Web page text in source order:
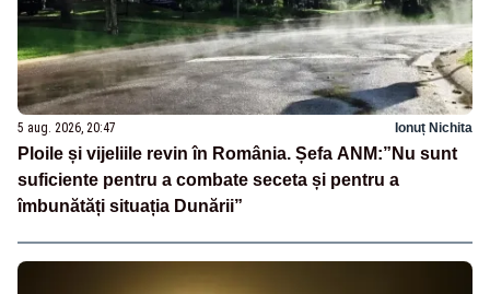
5 aug. 2026, 20:47 Ionuț Nichita
Ploile și vijeliile revin în România. Șefa ANM:”Nu sunt
suficiente pentru a combate seceta și pentru a
îmbunătăți situația Dunării”